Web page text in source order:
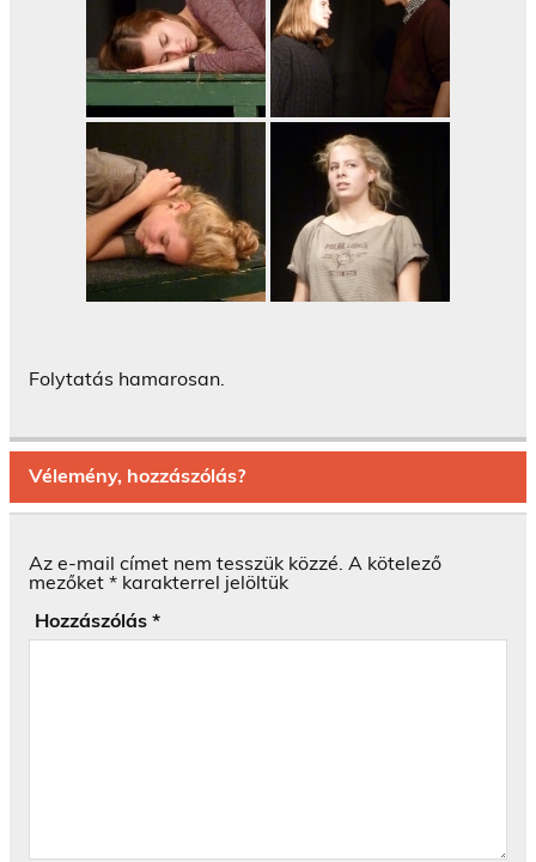
Folytatás hamarosan.
Vélemény, hozzászólás?
Az e-mail címet nem tesszük közzé. A kötelező
mezőket * karakterrel jelöltük
Hozzászólás *